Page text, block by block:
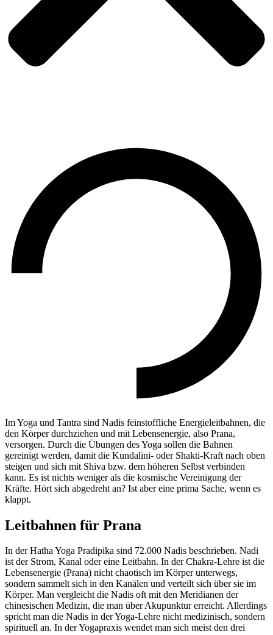
Im Yoga und Tantra sind Nadis feinstoffliche Energieleitbahnen, die
den Körper durchziehen und mit Lebensenergie, also Prana,
versorgen. Durch die Übungen des Yoga sollen die Bahnen
gereinigt werden, damit die Kundalini- oder Shakti-Kraft nach oben
steigen und sich mit Shiva bzw. dem höheren Selbst verbinden
kann. Es ist nichts weniger als die kosmische Vereinigung der
Kräfte. Hört sich abgedreht an? Ist aber eine prima Sache, wenn es
klappt.
Leitbahnen für Prana
In der Hatha Yoga Pradipika sind 72.000 Nadis beschrieben. Nadi
ist der Strom, Kanal oder eine Leitbahn. In der Chakra-Lehre ist die
Lebensenergie (Prana) nicht chaotisch im Körper unterwegs,
sondern sammelt sich in den Kanälen und verteilt sich über sie im
Körper. Man vergleicht die Nadis oft mit den Meridianen der
chinesischen Medizin, die man über Akupunktur erreicht. Allerdings
spricht man die Nadis in der Yoga-Lehre nicht medizinisch, sondern
spirituell an. In der Yogapraxis wendet man sich meist den drei